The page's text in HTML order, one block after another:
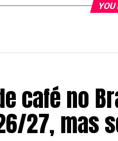
café no
27, mas